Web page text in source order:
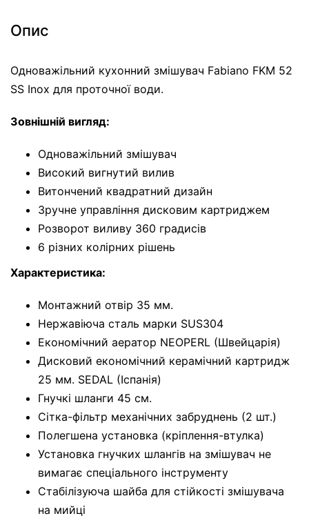
Опис
Одноважільний кухонний змішувач Fabiano FKM 52
SS Inox для проточної води.
Зовнішній вигляд:
Одноважільний змішувач
Високий вигнутий вилив
Витончений квадратний дизайн
Зручне управління дисковим картриджем
Розворот виливу 360 градисів
6 різних колірних рішень
Характеристика:
Монтажний отвір 35 мм.
Нержавіюча сталь марки SUS304
Економічний аератор NEOPERL (Швейцарія)
Дисковий економічний керамічний картридж
25 мм. SEDAL (Іспанія)
Гнучкі шланги 45 см.
Сітка-фільтр механічних забруднень (2 шт.)
Полегшена установка (кріплення-втулка)
Установка гнучких шлангів на змішувач не
вимагає спеціального інструменту
Стабілізуюча шайба для стійкості змішувача
на мийці